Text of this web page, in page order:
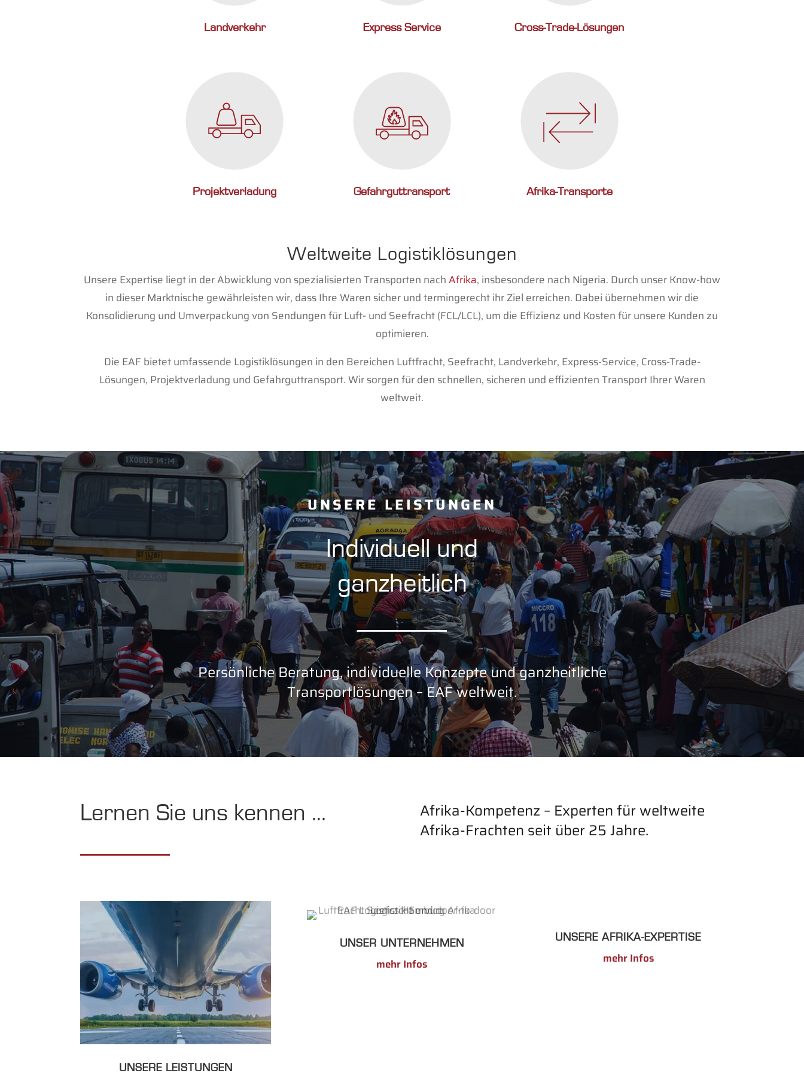
Landverkehr Express Service Cross-Trade-Lösungen
Projektverladung Gefahrguttransport Afrika-Transporte
Weltweite Logistiklösungen
Unsere Expertise liegt in der Abwicklung von spezialisierten Transporten nachAfrika, insbesondere nach Nigeria. Durch unser Know-how
in dieser Marktnische gewährleisten wir, dass Ihre Waren sicher und termingerecht ihr Ziel erreichen. Dabei übernehmen wir die
Konsolidierung und Umverpackung von Sendungen für Luft- und Seefracht (FCL/LCL), um die Effizienz und Kosten für unsere Kunden zu
optimieren.
Die EAF bietet umfassende Logistiklösungen in den Bereichen Luftfracht, Seefracht, Landverkehr, Express-Service, Cross-Trade-
Lösungen, Projektverladung und Gefahrguttransport. Wir sorgen für den schnellen, sicheren und effizienten Transport Ihrer Waren
weltweit.
UNSERE LEISTUNGEN
Individuell und
ganzheitlich
Persönliche Beratung, individuelle Konzepte und ganzheitliche
Transportlösungen – EAF weltweit.
Lernen Sie uns kennen …
Afrika-Kompetenz – Experten für weltweite
Afrika-Frachten seit über 25 Jahre.
UNSERE LEISTUNGEN
UNSER UNTERNEHMEN
mehr Infos
UNSERE AFRIKA-EXPERTISE
mehr Infos